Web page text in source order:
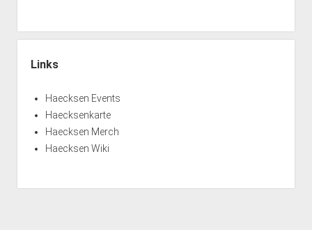
Links
Haecksen Events
Haecksenkarte
Haecksen Merch
Haecksen Wiki